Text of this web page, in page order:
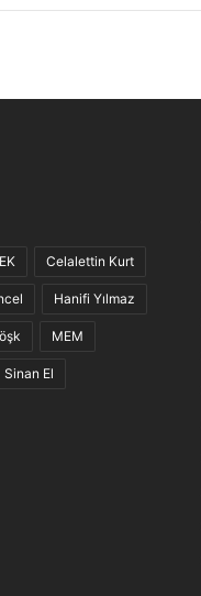
Celalettin Kurt
Hanifi Yılmaz
MEM
Sinan El